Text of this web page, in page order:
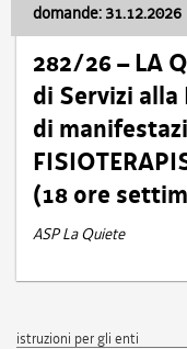
domande: 31.12.2026
282/26 – LA
di Servizi alla
di
(18 ore
ASP La Quiete
istruzioni per gli enti